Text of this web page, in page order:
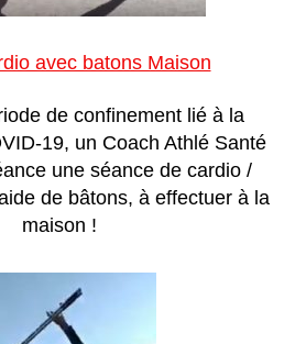
avec batons Maison
de confinement lié à la
19, un Coach Athlé Santé
une séance de cardio /
de bâtons, à effectuer à la
maison !